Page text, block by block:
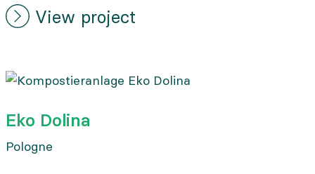
View project
Eko Dolina
Pologne